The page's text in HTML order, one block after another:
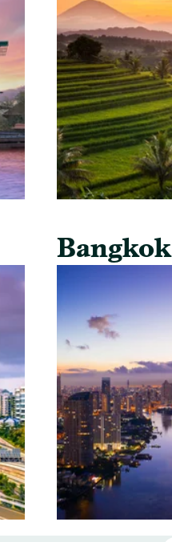
Bangkok